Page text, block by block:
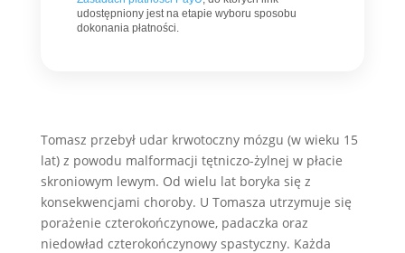
udostępniony jest na etapie wyboru sposobu
dokonania płatności.
Tomasz przebył udar krwotoczny mózgu (w wieku 15
lat) z powodu malformacji tętniczo-żylnej w płacie
skroniowym lewym. Od wielu lat boryka się z
konsekwencjami choroby. U Tomasza utrzymuje się
porażenie czterokończynowe, padaczka oraz
niedowład czterokończynowy spastyczny. Każda